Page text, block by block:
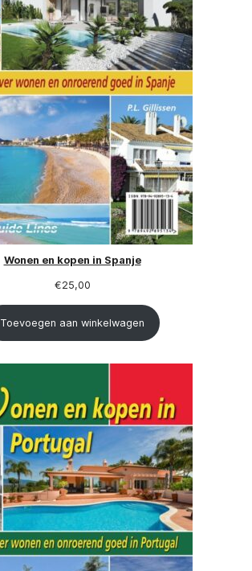
Wonen en kopen in Spanje
€25,00
Toevoegen aan winkelwagen